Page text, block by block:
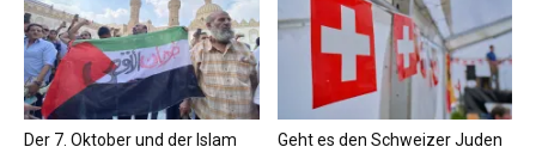
Der 7. Oktober und der Islam
Geht es den Schweizer Juden